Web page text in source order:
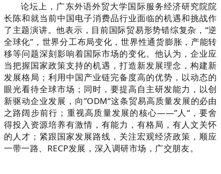
论坛上，广东外语外贸大学国际服务经济研究院院
长陈和就当前中国电子消费品行业面临的机遇和挑战作
了主题演讲。他表示，目前国际贸易形势错综复杂，“逆
全球化”，世界分工布局变化，世界性通货膨胀，产能转
移等问题深刻影响着国际市场的变化。他认为，企业应
当把握国家政策支持的机遇，打造新发展理念，构建新
发展格局；利用中国产业链完备度高的优势，以动态的
眼光看待全球市场；同时，要提高自主研发能力，以创
新驱动企业发展，向”ODM“这条贸易高质量发展的必由
之路阔步前行；重视高质量发展的核心——”人“，要舍
得投入资源培养有激情，有能力，有格局，有人文关怀
的人才；紧跟国家发展路线，关注宏观经济政策，顺应
一带一路、RECP发展，深入调研市场，广交朋友。